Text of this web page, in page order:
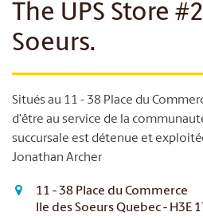
The UPS Store
Soeurs.
Situés au 11 - 38 Place du
d'être au service de la
succursale est détenue et
Jonathan Archer
11 - 38 Place du Commerce
Ile des Soeurs Quebec - H3E